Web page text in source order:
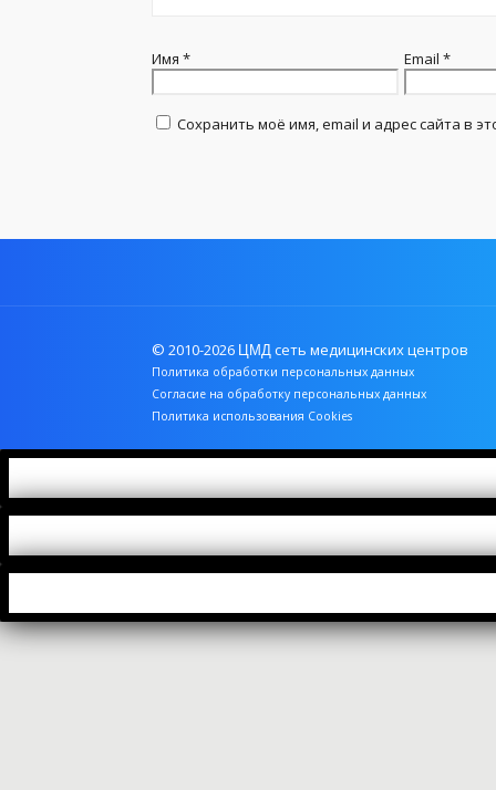
Имя * Email*
Сохранить моё имя, email и адрес сайта в
© 2010-2026 ЦМД сеть медицинских центров
Политика обработки персональных данных
Согласие на обработку персональных данных
Политика использования Cookies